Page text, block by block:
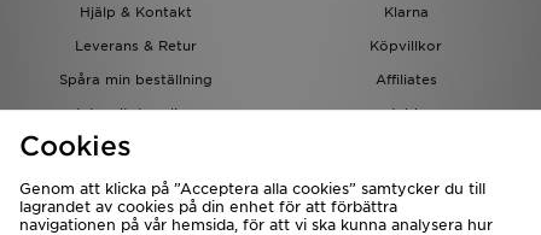
Hjälp & Kontakt
Klarna
Leverans & Retur
Köpvillkor
Spåra min beställning
Affiliates
Integritetspolicy
Jobb
JD-bloggen
Cookies
Genom att klicka på ”Acceptera alla cookies” samtycker du till
lagrandet av cookies på din enhet för att förbättra
navigationen på vår hemsida, för att vi ska kunna analysera hur